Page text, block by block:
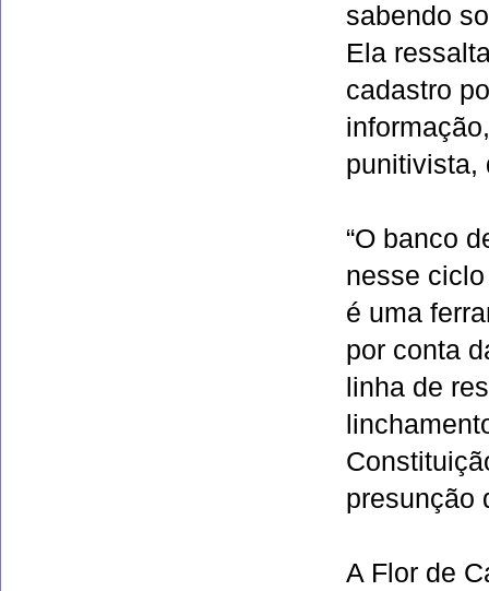
sabendo
Ela
cadastro
punitivista,
“O banco
nesse
é uma
por conta
linha de
presunção
A Flor de